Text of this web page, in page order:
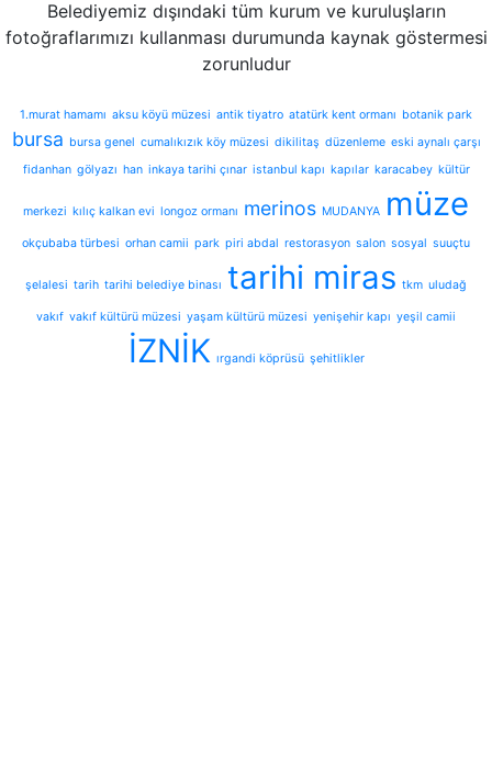
Belediyemiz dışındaki tüm kurum ve kuruluşların
fotoğraflarımızı kullanması durumunda kaynak göstermesi
zorunludur
1.murat hamamı aksu köyü müzesi antik tiyatro atatürk kent ormanı botanik park
bursa bursa genel cumalıkızık köy müzesi dikilitaş düzenleme eski aynalı çarşı
fidanhan gölyazı han inkaya tarihi çınar istanbul kapı kapılar karacabey kültür
merkezi kılıç kalkan evi longoz ormanı merinos MUDANYA müze
okçubaba türbesi orhan camii park piri abdal restorasyon salon sosyal suuçtu
şelalesi tarih tarihi belediye binası tarihi miras tkm uludağ
vakıf vakıf kültürü müzesi yaşam kültürü müzesi yenişehir kapı yeşil camii
İZNİK ırgandi köprüsü şehitlikler